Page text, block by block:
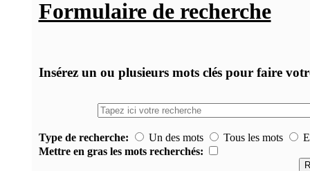
Formulaire de recherche
Insérez un ou plusieurs mots clés pour faire
Type de recherche: Un des mots Tous les mots
Mettre en gras les mots recherchés: